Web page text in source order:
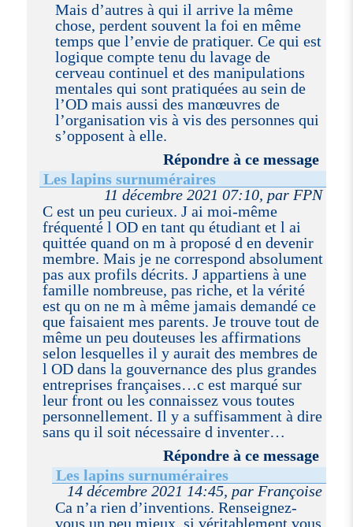
Mais d’autres à qui il arrive la même
chose, perdent souvent la foi en même
temps que l’envie de pratiquer. Ce qui est
logique compte tenu du lavage de
cerveau continuel et des manipulations
mentales qui sont pratiquées au sein de
l’OD mais aussi des manœuvres de
l’organisation vis à vis des personnes qui
s’opposent à elle.
Répondre à ce message
Les lapins surnuméraires
11 décembre 2021 07:10, par FPN
C est un peu curieux. J ai moi-même
fréquenté l OD en tant qu étudiant et l ai
quittée quand on m à proposé d en devenir
membre. Mais je ne correspond absolument
pas aux profils décrits. J appartiens à une
famille nombreuse, pas riche, et la vérité
est qu on ne m à même jamais demandé ce
que faisaient mes parents. Je trouve tout de
même un peu douteuses les affirmations
selon lesquelles il y aurait des membres de
l OD dans la gouvernance des plus grandes
entreprises françaises…c est marqué sur
leur front ou les connaissez vous toutes
personnellement. Il y a suffisamment à dire
sans qu il soit nécessaire d inventer…
Répondre à ce message
Les lapins surnuméraires
14 décembre 2021 14:45, par Françoise
Ca n’a rien d’inventions. Renseignez-
vous un peu mieux, si véritablement vous